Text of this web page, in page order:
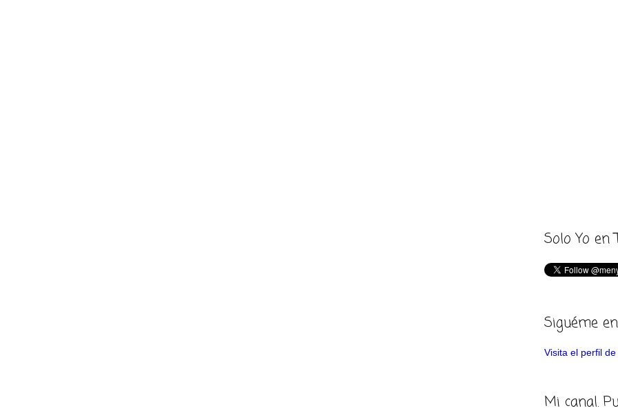
Solo Yo en
Siguéme
Visita el perfil
Mi canal.